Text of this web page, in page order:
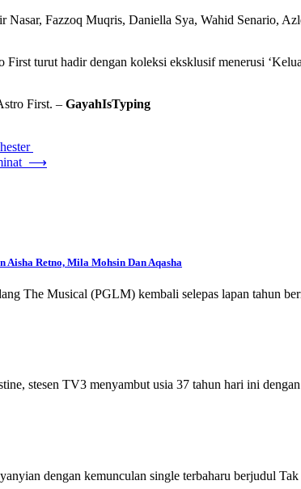
Fazzoq Muqris, Daniella Sya, Wahid Senario,
turut hadir dengan koleksi eksklusif menerusi
First. – GayahIsTyping
⟶
Retno, Mila Mohsin Dan Aqasha
The Musical (PGLM) kembali selepas lapan tahun
stesen TV3 menyambut usia 37 tahun hari ini
dengan kemunculan single terbaharu berjudul